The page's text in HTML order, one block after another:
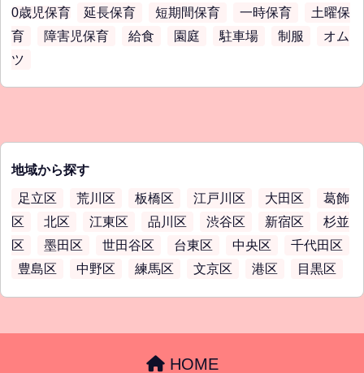
0歳児保育 延長保育 短期間保育 一時保育
土曜保
育
障害児保育 給食 園庭 駐車場 制服
オム
ツ
地域から探す
足立区 荒川区 板橋区 江戸川区 大田区
葛飾
区
北区 江東区 品川区 渋谷区 新宿区
杉並
区
墨田区 世田谷区 台東区 中央区
千代田区
豊島区
中野区 練馬区 文京区 港区 目黒区
HOME